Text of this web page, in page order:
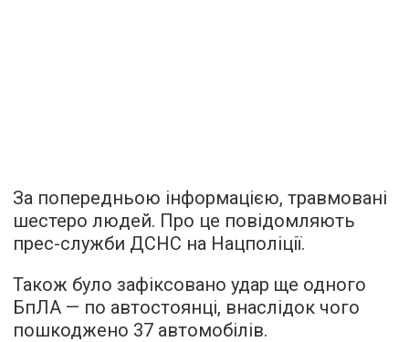
За попередньою інформацією, травмовані
шестеро людей. Про це повідомляють
прес-служби ДСНС на Нацполіції.
Також було зафіксовано удар ще одного
БпЛА — по автостоянці, внаслідок чого
пошкоджено 37 автомобілів.